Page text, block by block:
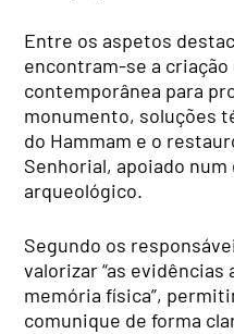
Entre os aspetos
encontram-se a
contemporânea para
monumento, soluções
do Hammam e o
Senhorial, apoiado
arqueológico.
Segundo os
valorizar “as
memória física”,
comunique de forma